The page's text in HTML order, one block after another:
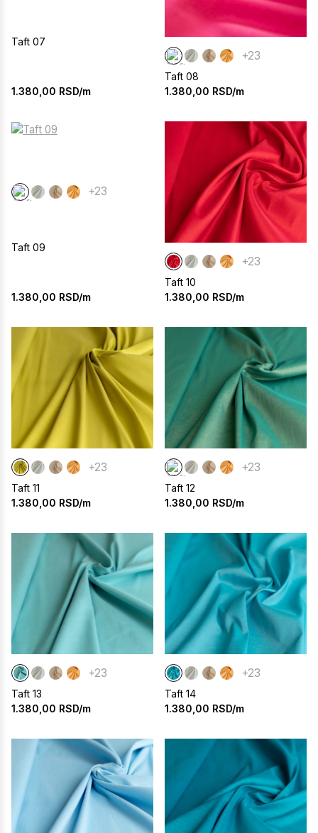
Taft 07
1.380,00 RSD/m
+23
Taft 08
1.380,00 RSD/m
+23
Taft 09
1.380,00 RSD/m
+23
Taft 10
1.380,00 RSD/m
+23
Taft 11
1.380,00 RSD/m
+23
Taft 12
1.380,00 RSD/m
+23
Taft 13
1.380,00 RSD/m
+23
Taft 14
1.380,00 RSD/m